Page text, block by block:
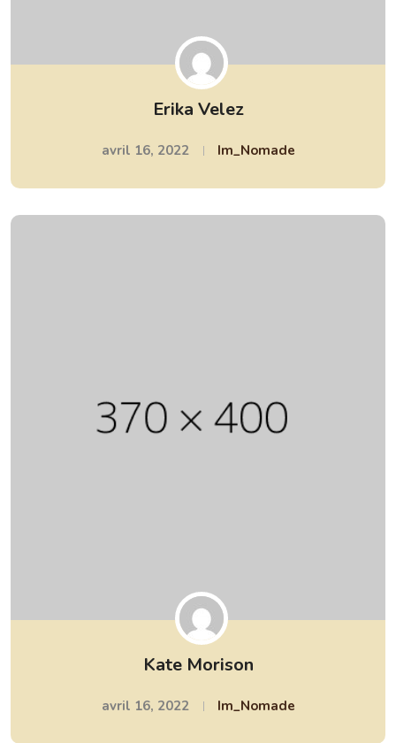
Erika Velez
avril 16, 2022 Im_Nomade
Kate Morison
avril 16, 2022 Im_Nomade